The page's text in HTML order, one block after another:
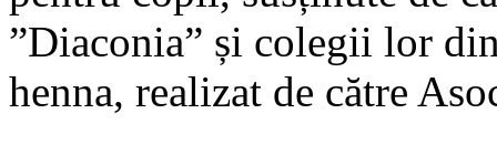
”Diaconia” și colegii lor
henna, realizat de către